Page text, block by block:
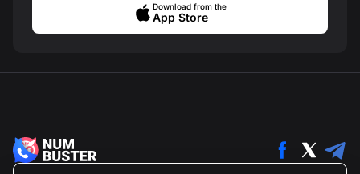
Download from the
App Store